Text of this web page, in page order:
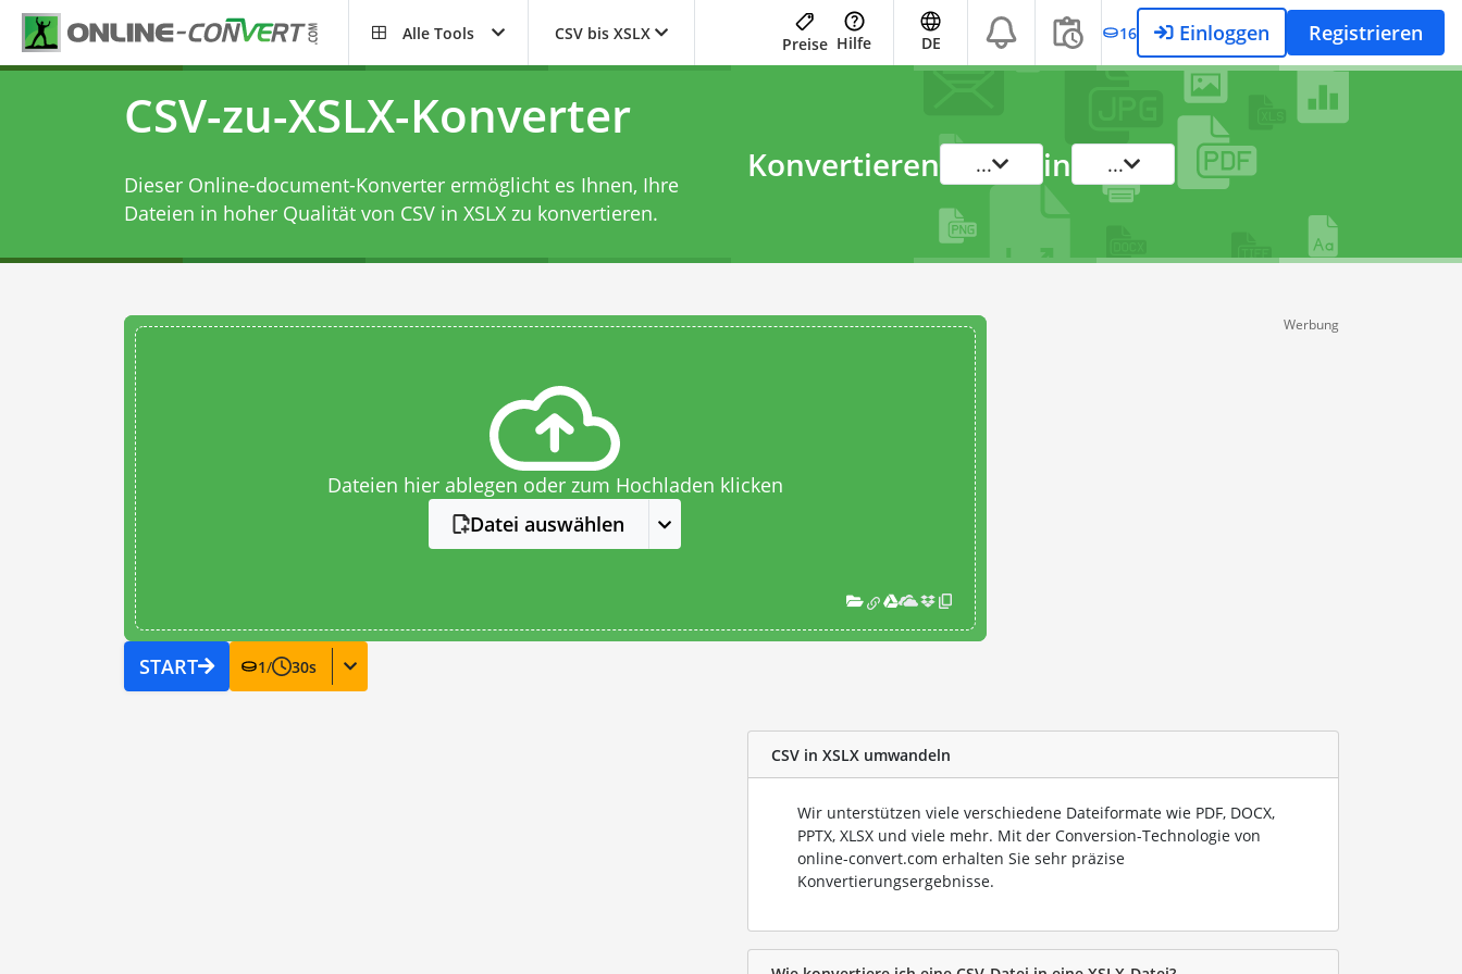
Alle Tools CSV bis XSLX
Preise Hilfe DE 16 Einloggen Registrieren
CSV-zu-XSLX-Konverter
Dieser Online-document-Konverter ermöglicht es Ihnen, Ihre
Dateien in hoher Qualität von CSV in XSLX zu konvertieren.
Konvertieren ... in ...
Dateien hier ablegen oder zum Hochladen klicken
Datei auswählen
START 1/ 30s
Werbung
CSV in XSLX umwandeln
Wir unterstützen viele verschiedene Dateiformate wie PDF, DOCX,
PPTX, XLSX und viele mehr. Mit der Conversion-Technologie von
online-convert.com erhalten Sie sehr präzise
Konvertierungsergebnisse.